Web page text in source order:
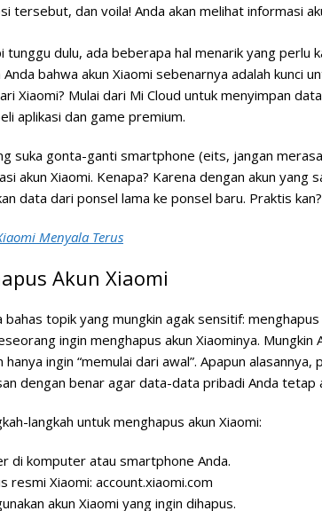
tersebut, dan voila! Anda akan melihat informasi
tunggu dulu, ada beberapa hal menarik yang perlu
Anda bahwa akun Xiaomi sebenarnya adalah kunci
Xiaomi? Mulai dari Mi Cloud untuk menyimpan
aplikasi dan game premium.
suka gonta-ganti smartphone (eits, jangan
akun Xiaomi. Kenapa? Karena dengan akun yang
data dari ponsel lama ke ponsel baru. Praktis kan?
Menyala Terus
Akun Xiaomi
bahas topik yang mungkin agak sensitif: menghapus
ingin menghapus akun Xiaominya. Mungkin
hanya ingin “memulai dari awal”. Apapun alasannya,
dengan benar agar data-data pribadi Anda tetap
langkah untuk menghapus akun Xiaomi:
di komputer atau smartphone Anda.
resmi Xiaomi: account.xiaomi.com
akun Xiaomi yang ingin dihapus.